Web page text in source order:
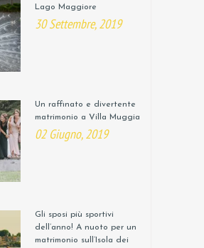
Lago Maggiore
30 Settembre, 2019
Un raffinato e divertente
matrimonio a Villa Muggia
02 Giugno, 2019
Gli sposi più sportivi
dell’anno! A nuoto per un
matrimonio sull’Isola dei